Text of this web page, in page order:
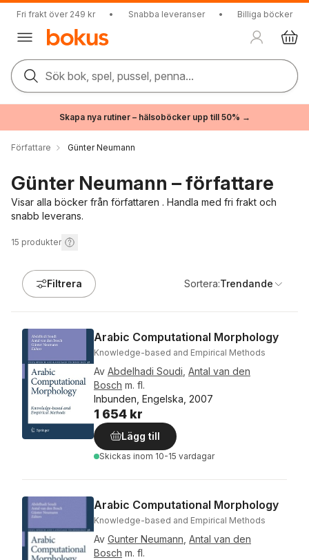
Fri frakt över 249 kr • Snabba leveranser • Billiga böcker
Sök bok, spel, pussel, penna...
Skapa nya rutiner – hälsoböcker upp till 50% →
Författare Günter Neumann
Günter Neumann – författare
Visar alla böcker från författaren . Handla med fri frakt och
snabb leverans.
15 produkter
Filtrera Sortera:Trendande
Arabic Computational Morphology
Knowledge-based and Empirical Methods
Av Abdelhadi Soudi Antal van den
Bosch m. fl.
Inbunden, Engelska, 2007
1 654 kr
Lägg till
Skickas inom 10-15 vardagar
Arabic Computational Morphology
Knowledge-based and Empirical Methods
Av Gunter Neumann Antal van den
Bosch m. fl.